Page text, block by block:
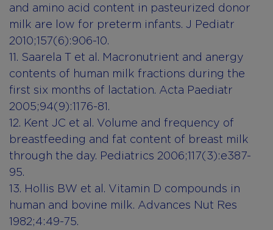
and amino acid content in pasteurized donor
milk are low for preterm infants. J Pediatr
2010;157(6):906-10.
11. Saarela T et al. Macronutrient and anergy
contents of human milk fractions during the
first six months of lactation. Acta Paediatr
2005;94(9):1176-81.
12. Kent JC et al. Volume and frequency of
breastfeeding and fat content of breast milk
through the day. Pediatrics 2006;117(3):e387-
95.
13. Hollis BW et al. Vitamin D compounds in
human and bovine milk. Advances Nut Res
1982;4:49-75.